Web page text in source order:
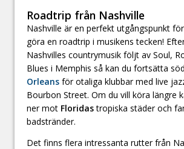
Roadtrip från Nashville
Nashville är en perfekt utgångspunkt
göra en roadtrip i musikens tecken!
Nashvilles countrymusik följt av Soul,
Blues i Memphis så kan du fortsätta
Orleans för otaliga klubbar med live
Bourbon Street. Om du vill köra längre
ner mot Floridastropiska städer och
badstränder.
Det finns flera intressanta rutter från